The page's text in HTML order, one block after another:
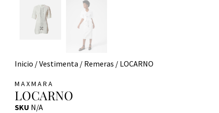
Inicio /Vestimenta / Remeras / LOCARNO
MAXMARA
LOCARNO
SKU N/A